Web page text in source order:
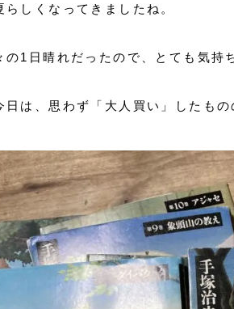
らしくなってきましたね。
の1日晴れだったので、とても気持
日は、思わず「大人買い」したもの